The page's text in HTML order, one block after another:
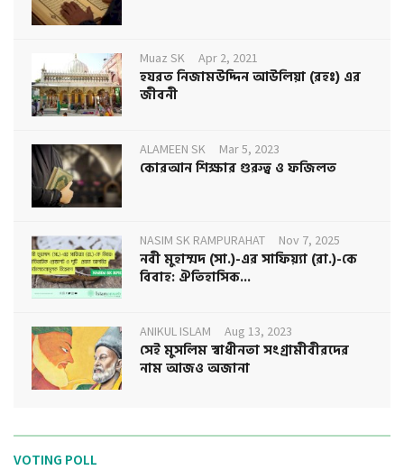
Muaz SK Apr 2, 2021
হযরত নিজামউদ্দিন আউলিয়া (রহঃ) এর
জীবনী
ALAMEEN SK Mar 5, 2023
কোরআন শিক্ষার গুরুত্ব ও ফজিলত
NASIM SK RAMPURAHAT Nov 7, 2025
নবী মুহাম্মদ (সা.)-এর সাফিয়্যা (রা.)-কে
বিবাহ: ঐতিহাসিক...
ANIKUL ISLAM Aug 13, 2023
সেই মুসলিম স্বাধীনতা সংগ্রামীবীরদের
নাম আজও অজানা
VOTING POLL